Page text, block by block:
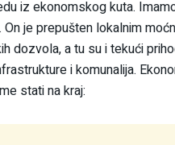
iz ekonomskog kuta.
je prepušten lokalnim
dozvola, a tu su i tekući
i komunalija.
stati na kraj: